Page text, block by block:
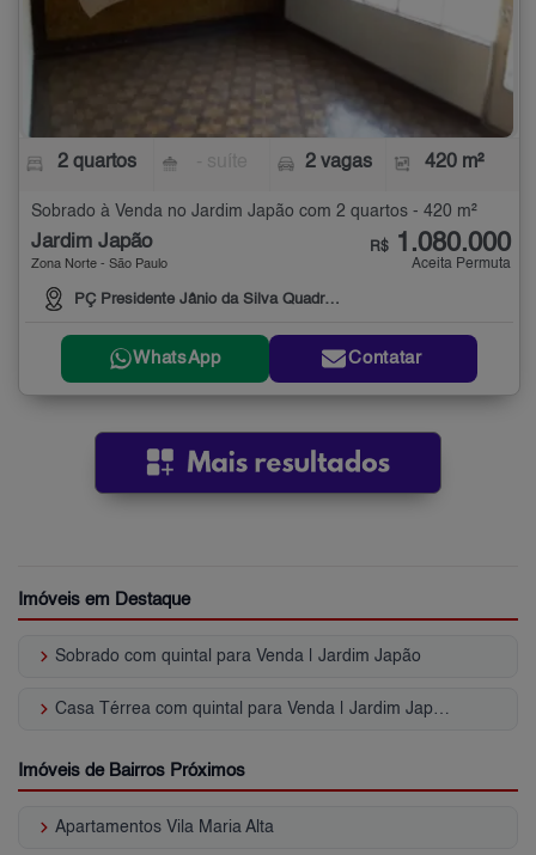
2 quartos 2 vagas 420 m²
Sobrado à Venda no Jardim Japão com 2 quartos - 420 m²
Jardim Japão
Zona Norte - São Paulo
PÇ Presidente Jânio da Silva Quadros, 558
R$ 1.080.000
Aceita Permuta
WhatsApp Contatar
Imóveis em Destaque
keyboard_arrow_right Sobrado com quintal para Venda | Jardim Japão
keyboard_arrow_right Casa Térrea com quintal para Venda | Jardim Japão
Imóveis de Bairros Próximos
keyboard_arrow_right Apartamentos Vila Maria Alta